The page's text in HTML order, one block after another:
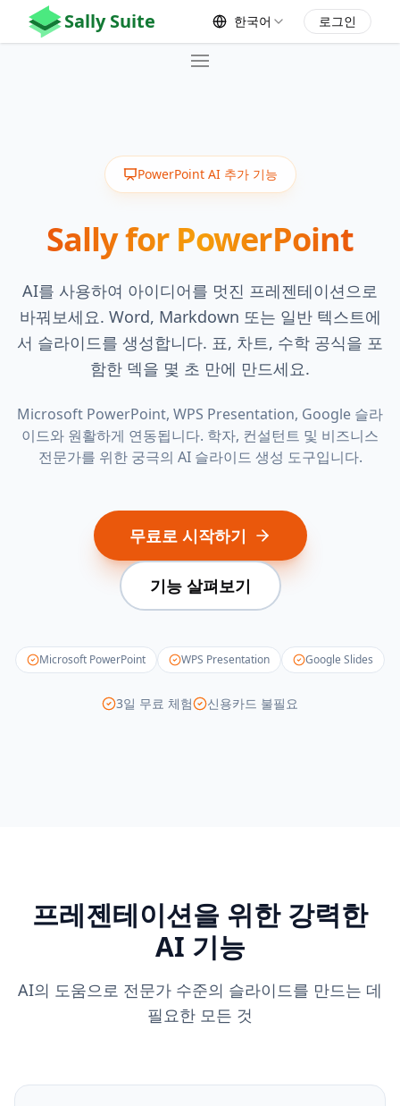
Sally Suite 한국어 로그인
🖥️ Sally
👉 Free 🎁
Contact
PowerPoint AI 추가 기능
Sally for PowerPoint
AI를 사용하여 아이디어를 멋진 프레젠테이션으로
바꿔보세요. Word, Markdown 또는 일반 텍스트에
서 슬라이드를 생성합니다. 표, 차트, 수학 공식을 포
함한 덱을 몇 초 만에 만드세요.
Microsoft PowerPoint, WPS Presentation, Google 슬라
이드와 원활하게 연동됩니다. 학자, 컨설턴트 및 비즈니스
전문가를 위한 궁극의 AI 슬라이드 생성 도구입니다.
무료로 시작하기
기능 살펴보기
Microsoft PowerPoint WPS Presentation Google Slides
3일 무료 체험 신용카드 불필요
프레젠테이션을 위한 강력한
AI 기능
AI의 도움으로 전문가 수준의 슬라이드를 만드는 데
필요한 모든 것